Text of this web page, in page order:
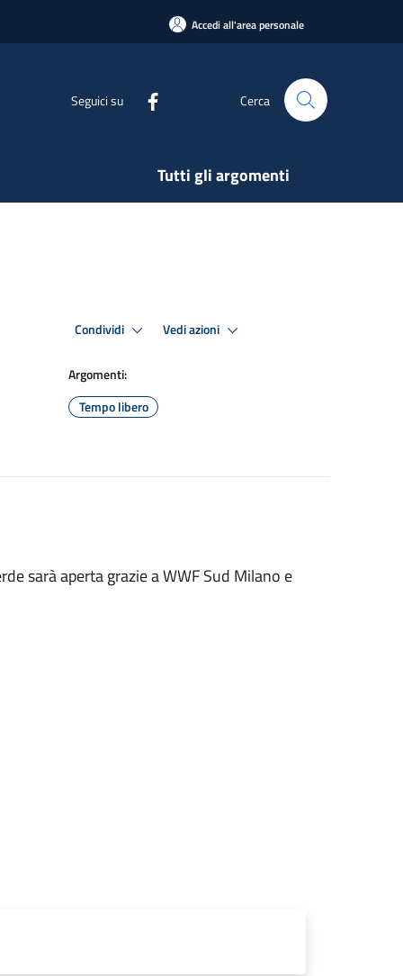
Accedi all'area personale
Seguici su Cerca
Tutti gli argomenti
Condividi Vedi azioni
Argomenti:
Tempo libero
sarà aperta grazie a WWF Sud Milano e